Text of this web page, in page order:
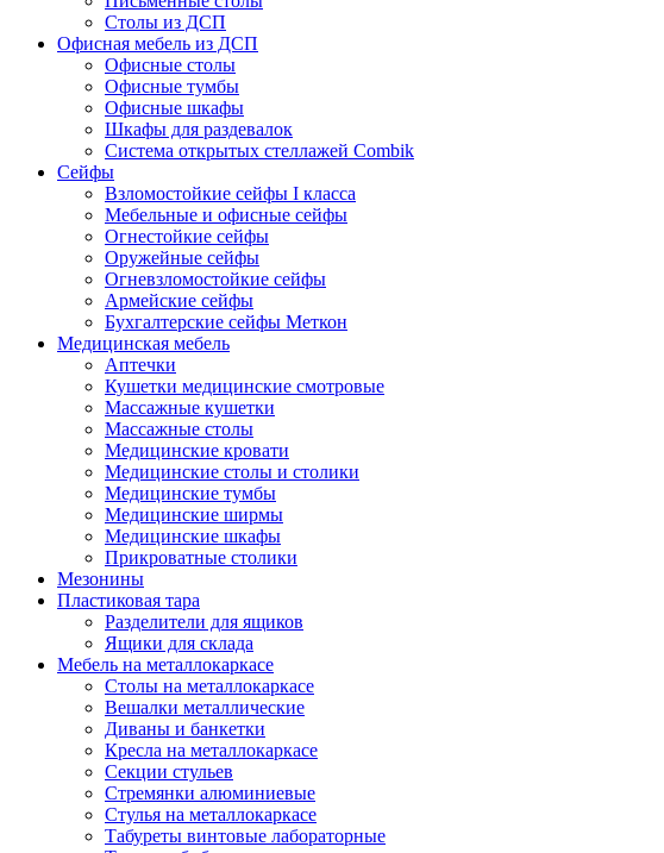
Столы из ДСП
Офисная мебель из ДСП
Офисные столы
Офисные тумбы
Офисные шкафы
Шкафы для раздевалок
Система открытых стеллажей Combik
Сейфы
Взломостойкие сейфы I класса
Мебельные и офисные сейфы
Огнестойкие сейфы
Оружейные сейфы
Огневзломостойкие сейфы
Армейские сейфы
Бухгалтерские сейфы Меткон
Медицинская мебель
Аптечки
Кушетки медицинские смотровые
Массажные кушетки
Массажные столы
Медицинские кровати
Медицинские столы и столики
Медицинские тумбы
Медицинские ширмы
Медицинские шкафы
Прикроватные столики
Мезонины
Пластиковая тара
Разделители для ящиков
Ящики для склада
Мебель на металлокаркасе
Cтолы на металлокаркасе
Вешалки металлические
Диваны и банкетки
Кресла на металлокаркасе
Секции стульев
Стремянки алюминиевые
Стулья на металлокаркасе
Табуреты винтовые лабораторные